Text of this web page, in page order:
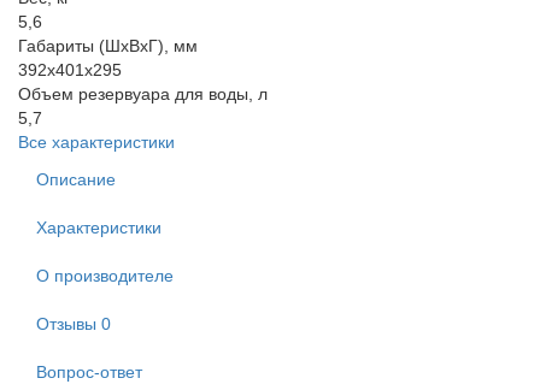
5,6
Габариты (ШхВхГ), мм
392х401х295
Объем резервуара для воды, л
5,7
Все характеристики
Описание
Характеристики
О производителе
Отзывы 0
Вопрос-ответ